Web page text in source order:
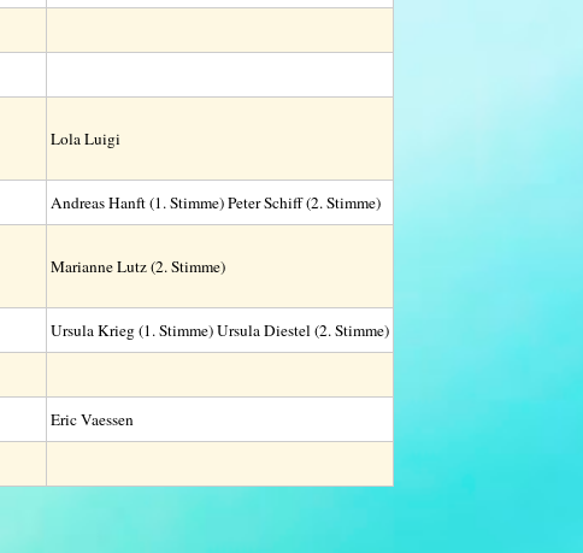
Lola Luigi
Andreas Hanft (1. Stimme) Peter Schiff (2. Stimme)
Marianne Lutz (2. Stimme)
Ursula Krieg (1. Stimme) Ursula Diestel (2. Stimme)
Eric Vaessen